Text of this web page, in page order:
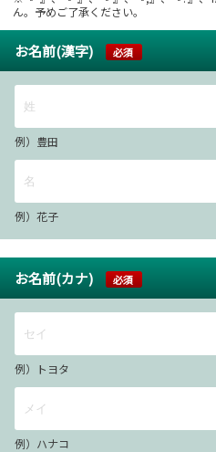
ん。予めご了承ください。
お名前(漢字) 必須
例）豊田
例）花子
お名前(カナ) 必須
例）トヨタ
例）ハナコ